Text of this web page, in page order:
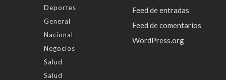
Deportes
General
Nacional
Negocios
Salud
Salud
Feed de entradas
Feed de comentarios
WordPress.org